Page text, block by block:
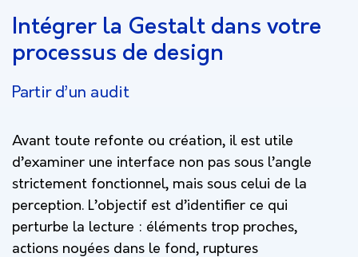
Intégrer la Gestalt dans votre
processus de design
Partir d’un audit
Avant toute refonte ou création, il est utile
d’examiner une interface non pas sous l’angle
strictement fonctionnel, mais sous celui de la
perception. L’objectif est d’identifier ce qui
perturbe la lecture : éléments trop proches,
actions noyées dans le fond, ruptures